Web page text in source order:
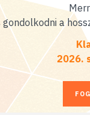
gondolkodni a
2026.